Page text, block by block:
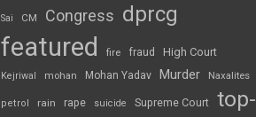
Sai CM Congress dprcg
featured fire fraud High Court
Kejriwal mohan Mohan Yadav Murder Naxalites
petrol rain rape suicide Supreme Court top-